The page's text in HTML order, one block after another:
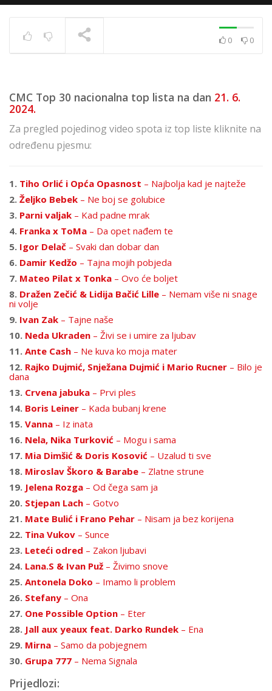
0 0
CMC Top 30 nacionalna top lista na dan 21. 6.
2024.
Za pregled pojedinog video spota iz top liste kliknite na
određenu pjesmu:
1. Tiho Orlić i Opća Opasnost – Najbolja kad je najteže
2. Željko Bebek – Ne boj se golubice
3. Parni valjak – Kad padne mrak
4. Franka x ToMa – Da opet nađem te
5. Igor Delač – Svaki dan dobar dan
6. Damir Kedžo – Tajna mojih pobjeda
7. Mateo Pilat x Tonka – Ovo će boljet
8. Dražen Zečić & Lidija Bačić Lille – Nemam više ni snage
ni volje
9. Ivan Zak – Tajne naše
10. Neda Ukraden – Živi se i umire za ljubav
11. Ante Cash – Ne kuva ko moja mater
12. Rajko Dujmić, Snježana Dujmić i Mario Rucner – Bilo je
dana
13. Crvena jabuka – Prvi ples
14. Boris Leiner – Kada bubanj krene
15. Vanna – Iz inata
16. Nela, Nika Turković – Mogu i sama
17. Mia Dimšić & Doris Kosović – Uzalud ti sve
18. Miroslav Škoro & Barabe – Zlatne strune
19. Jelena Rozga – Od čega sam ja
20. Stjepan Lach – Gotvo
21. Mate Bulić i Frano Pehar – Nisam ja bez korijena
22. Tina Vukov – Sunce
23. Leteći odred – Zakon ljubavi
24. Lana.S & Ivan Puž – Živimo snove
25. Antonela Doko – Imamo li problem
26. Stefany – Ona
27. One Possible Option – Eter
28. Jall aux yeaux feat. Darko Rundek – Ena
29. Mirna – Samo da pobjegnem
30. Grupa 777 – Nema Signala
Prijedlozi: